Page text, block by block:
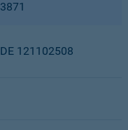
3871
DE 121102508